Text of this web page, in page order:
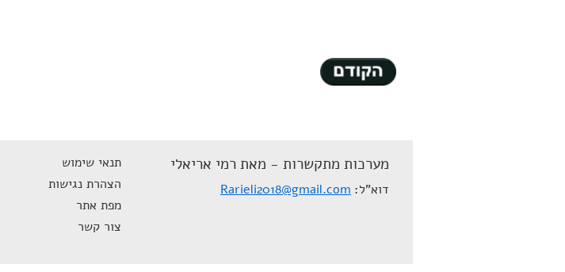
מערכות מתקשרות - מאת רמי אריאלי
דוא"ל Rarieli2018@gmail.com
תנאי שימוש
הצהרת נגישות
מפת אתר
צור קשר